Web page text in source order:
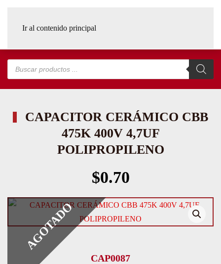
Ir al contenido principal
Búsqueda
productos
CAPACITOR CERÁMICO CBB
475K 400V 4,7UF
POLIPROPILENO
$0.70
AGOTADO
CAP0087